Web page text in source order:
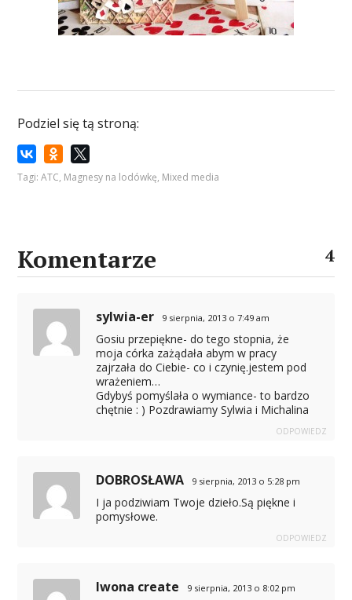
Podziel się tą stroną:
Tagi:ATC, Magnesy na lodówkę, Mixed media
Komentarze 4
sylwia-er 9 sierpnia, 2013 o 7:49 am
Gosiu przepiękne- do tego stopnia, że
moja córka zażądała abym w pracy
zajrzała do Ciebie- co i czynię.jestem pod
wrażeniem…
Gdybyś pomyślała o wymiance- to bardzo
chętnie : ) Pozdrawiamy Sylwia i Michalina
ODPOWIEDZ
DOBROSŁAWA 9 sierpnia, 2013 o 5:28 pm
I ja podziwiam Twoje dzieło.Są piękne i
pomysłowe.
ODPOWIEDZ
Iwona create 9 sierpnia, 2013 o 8:02 pm